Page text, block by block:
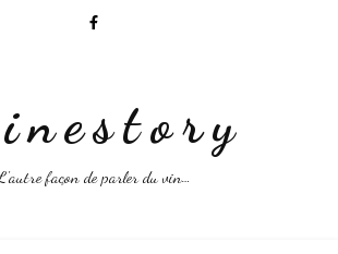
façon de parler du vin…